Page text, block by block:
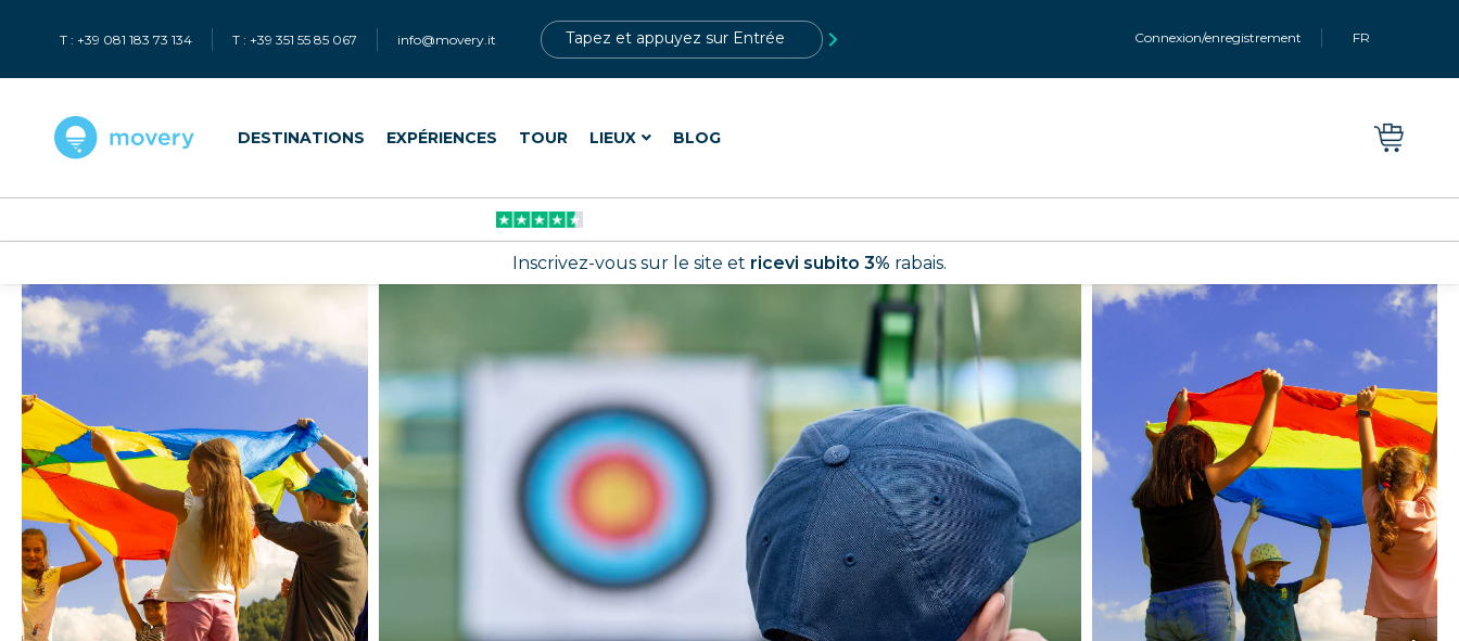
T : +39 081 183 73 134 T : +39 351 55 85 067 info@movery.it Connexion/enregistrement FR
DESTINATIONS EXPÉRIENCES TOUR LIEUX BLOG
Inscrivez-vous sur le site et ricevi subito 3% rabais.